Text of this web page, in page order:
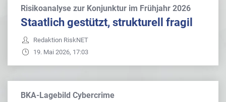
Risikoanalyse zur Konjunktur im Frühjahr 2026
Staatlich gestützt, strukturell fragil
Redaktion RiskNET
19. Mai 2026, 17:03
BKA-Lagebild Cybercrime